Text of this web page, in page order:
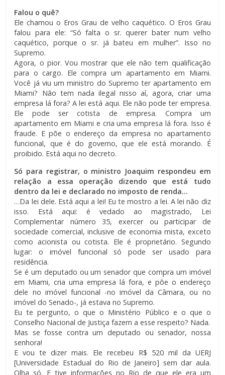
Falou o quê?
Ele chamou o Eros Grau de velho caquético. O Eros Grau
falou para ele: “Só falta o sr. querer bater num velho
caquético, porque o sr. já bateu em mulher”. Isso no
Supremo.
Agora, o pior. Vou mostrar que ele não tem qualificação
para o cargo. Ele compra um apartamento em Miami.
Você já viu um ministro do Supremo ter apartamento em
Miami? Não tem nada ilegal nisso aí, agora, criar uma
empresa lá fora? A lei está aqui. Ele não pode ter empresa.
Ele pode ser cotista de empresa. Compra um
apartamento em Miami e cria uma empresa lá fora. Isso é
fraude. E põe o endereço da empresa no apartamento
funcional, que é do governo, que ele está morando. É
proibido. Está aqui no decreto.
Só para registrar, o ministro Joaquim respondeu em
relação a essa operação dizendo que está tudo
dentro da lei e declarado no imposto de renda…
…Da lei dele. Está aqui a lei! Eu te mostro a lei. A lei não diz
isso. Está aqui: é vedado ao magistrado, Lei
Complementar número 35, exercer ou participar de
sociedade comercial, inclusive de economia mista, exceto
como acionista ou cotista. Ele é proprietário. Segundo
lugar: o imóvel funcional só pode ser usado para
residência.
Se é um deputado ou um senador que compra um imóvel
em Miami, cria uma empresa lá fora, e põe o endereço
dele no imóvel funcional -no imóvel da Câmara, ou no
imóvel do Senado-, já estava no Supremo.
Eu te pergunto, o que o Ministério Público e o que o
Conselho Nacional de Justiça fazem a esse respeito? Nada.
Mas se fosse contra um deputado ou senador, nossa
senhora!
E vou te dizer mais. Ele recebeu R$ 520 mil da UERJ
[Universidade Estadual do Rio de Janeiro] sem dar aula.
Olha só. E tive informações no Rio de que ele era um